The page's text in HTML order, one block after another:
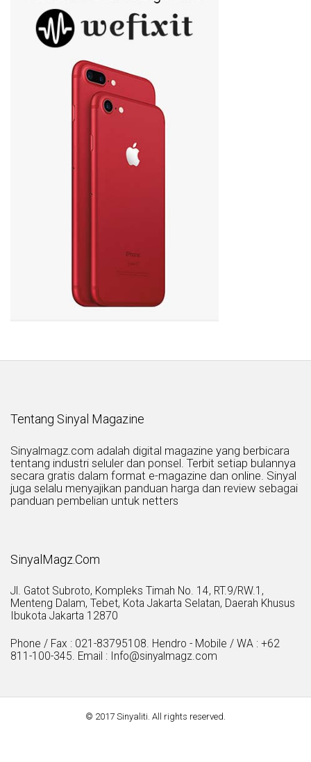
Tentang Sinyal Magazine
Sinyalmagz.com adalah digital magazine yang berbicara
tentang industri seluler dan ponsel. Terbit setiap bulannya
secara gratis dalam format e-magazine dan online. Sinyal
juga selalu menyajikan panduan harga dan review sebagai
panduan pembelian untuk netters
SinyalMagz.Com
Jl. Gatot Subroto, Kompleks Timah No. 14, RT.9/RW.1,
Menteng Dalam, Tebet, Kota Jakarta Selatan, Daerah Khusus
Ibukota Jakarta 12870
Phone / Fax : 021-83795108. Hendro - Mobile / WA : +62
811-100-345. Email : Info@sinyalmagz.com
© 2017 Sinyaliti. All rights reserved.